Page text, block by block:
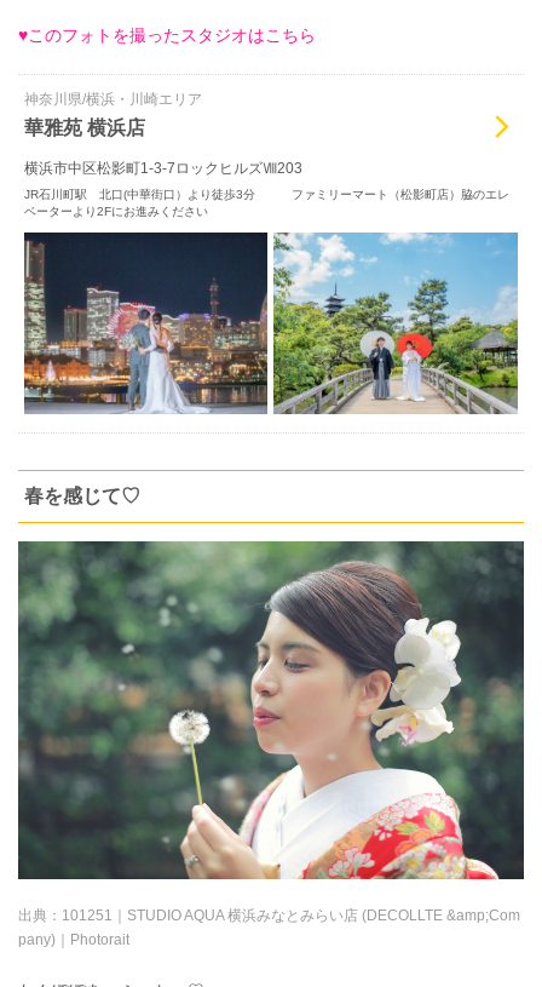
♥このフォトを撮ったスタジオはこちら
神奈川県/横浜・川崎エリア
華雅苑 横浜店
横浜市中区松影町1-3-7ロックヒルズⅧ203
JR石川町駅 北口(中華街口）より徒歩3分 ファミリーマート（松影町店）脇のエレ
ベーターより2Fにお進みください
春を感じて♡
出典： 101251｜STUDIO AQUA 横浜みなとみらい店 (DECOLLTE &amp;Com
pany)｜Photorait